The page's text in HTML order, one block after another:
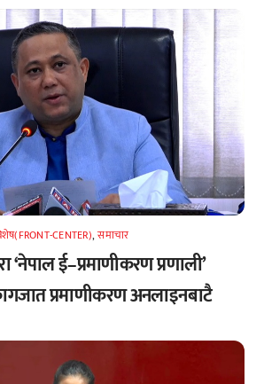
CENTER),समाचार
‘नेपाल ई–प्रमाणीकरण प्रणाली’
प्रमाणीकरण अनलाइनबाटै